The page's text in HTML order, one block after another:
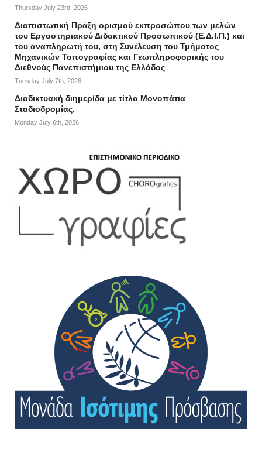
Thursday July 23rd, 2026
Διαπιστωτική Πράξη ορισμού εκπροσώπου των μελών
του Εργαστηριακού Διδακτικού Προσωπικού (Ε.Δ.Ι.Π.) και
του αναπληρωτή του, στη Συνέλευση του Τμήματος
Μηχανικών Τοπογραφίας και Γεωπληροφορικής του
Διεθνούς Πανεπιστήμιου της Ελλάδος
Tuesday July 7th, 2026
Διαδικτυακή διημερίδα με τίτλο Μονοπάτια
Σταδιοδρομίας.
Monday July 6th, 2026